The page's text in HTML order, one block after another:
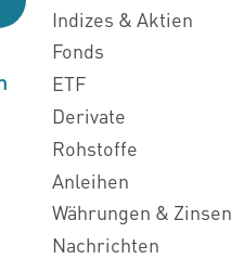
Indizes & Aktien
Fonds
ETF
Derivate
Rohstoffe
Anleihen
Währungen & Zinsen
Nachrichten